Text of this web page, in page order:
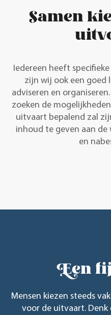
Samen
Iedereen heeft
zijn wij ook een goed
adviseren en
zoeken de
uitvaart bepalend zal
inhoud te geven aan de
en
Een
Mensen kiezen steeds
voor de uitvaart. Denk